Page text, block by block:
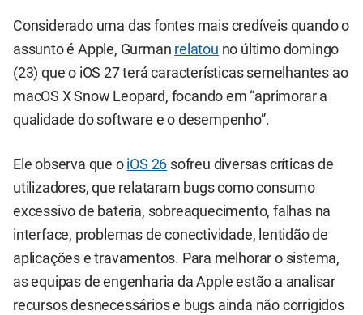
Considerado uma das fontes mais credíveis quando o
assunto é Apple, Gurman relatou no último domingo
(23) que o iOS 27 terá características semelhantes ao
macOS X Snow Leopard, focando em “aprimorar a
qualidade do software e o desempenho”.
Ele observa que o iOS 26 sofreu diversas críticas de
utilizadores, que relataram bugs como consumo
excessivo de bateria, sobreaquecimento, falhas na
interface, problemas de conectividade, lentidão de
aplicações e travamentos. Para melhorar o sistema,
as equipas de engenharia da Apple estão a analisar
recursos desnecessários e bugs ainda não corrigidos